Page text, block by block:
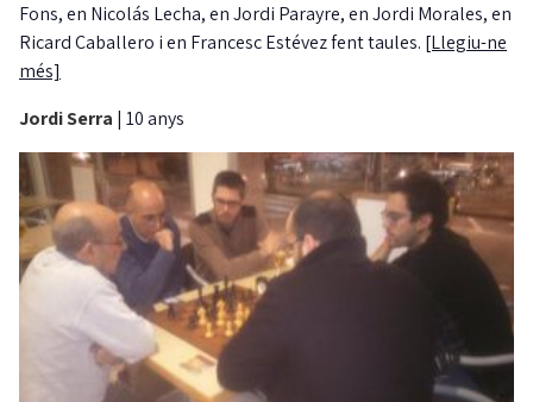
Fons, en Nicolás Lecha, en Jordi Parayre, en Jordi Morales, en
Ricard Caballero i en Francesc Estévez fent taules. [Llegiu-ne
més]
Jordi Serra | 10 anys